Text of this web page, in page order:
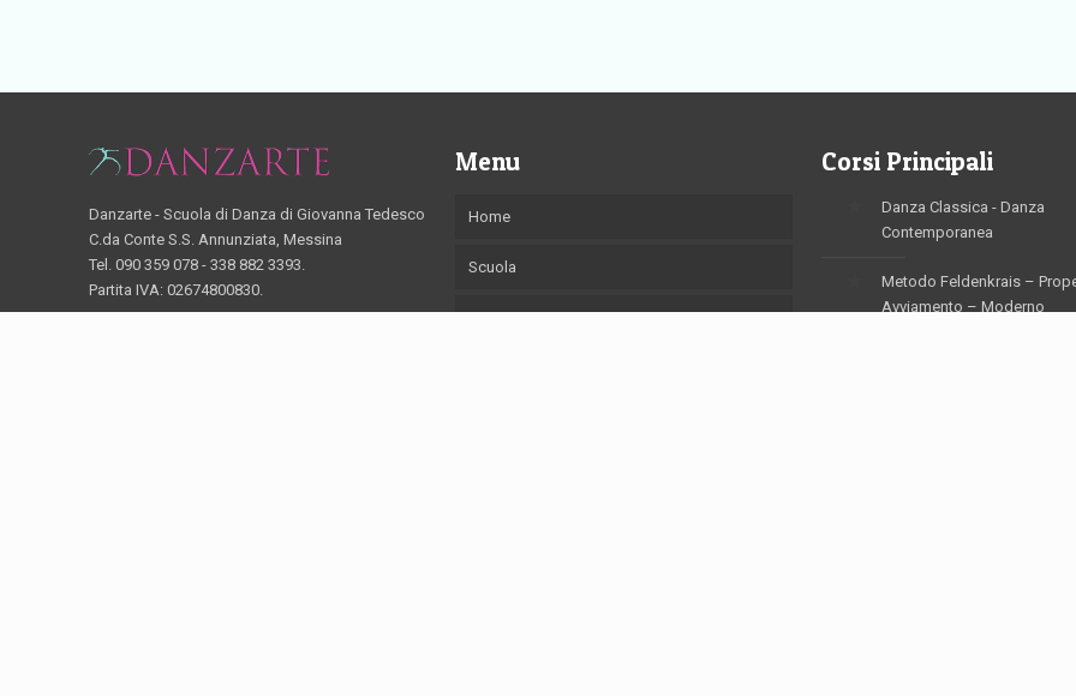
Danzarte - Scuola di Danza di Giovanna Tedesco
C.da Conte S.S. Annunziata, Messina
Tel. 090 359 078 - 338 882 3393.
Partita IVA: 02674800830.
Menu
Home
Scuola
Corsi
Corsi Principali
Danza Classica - Danza
Contemporanea
Metodo Feldenkrais –
Avviamento – Moderno